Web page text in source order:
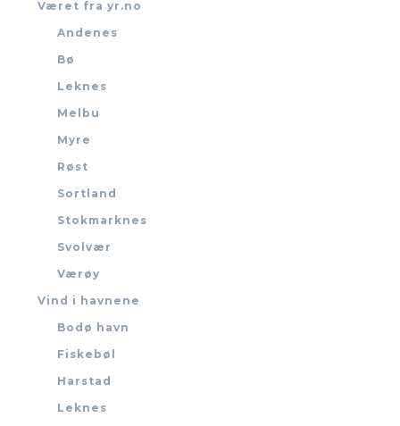
Været fra yr.no
Andenes
Bø
Leknes
Melbu
Myre
Røst
Sortland
Stokmarknes
Svolvær
Værøy
Vind i havnene
Bodø havn
Fiskebøl
Harstad
Leknes